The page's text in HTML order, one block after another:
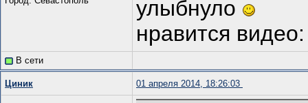
улыбнуло
нравится видео:
В сети
Циник 01 апреля 2014, 18:26:03